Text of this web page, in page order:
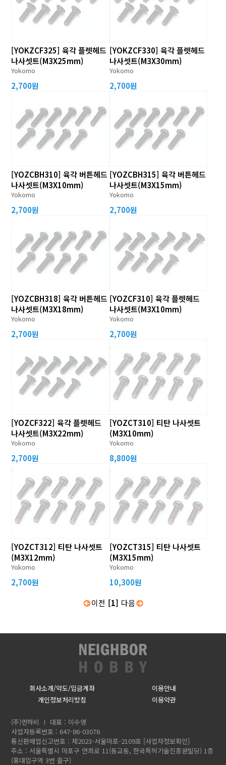
[YOKZCF325] 육각 플렛헤드
나사셋트(M3X25mm)
Yokomo
2,700원
[YOKZCF330] 육각 플렛헤드
나사셋트(M3X30mm)
Yokomo
2,700원
[YOZCBH310] 육각 버튼헤드
나사셋트(M3X10mm)
Yokomo
2,700원
[YOZCBH315] 육각 버튼헤드
나사셋트(M3X15mm)
Yokomo
2,700원
[YOZCBH318] 육각 버튼헤드
나사셋트(M3X18mm)
Yokomo
2,700원
[YOZCF310] 육각 플렛헤드
나사셋트(M3X10mm)
Yokomo
2,700원
[YOZCF322] 육각 플렛헤드
나사셋트(M3X22mm)
Yokomo
2,700원
[YOZCT310] 티탄 나사셋트
(M3X10mm)
Yokomo
8,800원
[YOZCT312] 티탄 나사셋트
(M3X12mm)
Yokomo
2,700원
[YOZCT315] 티탄 나사셋트
(M3X15mm)
Yokomo
10,300원
이전 [1] 다음
회사소개/약도/입금계좌
이용안내
개인정보처리방침
이용약관
(주)엔하비
대표 : 이수영
사업자등록번호 : 647-86-03076
통신판매업신고번호 : 제2023-서울마포-2109호 [사업자정보확인]
주소 : 서울특별시 마포구 연희로 11(동교동, 한국특허기술진흥원빌딩) 1층
(홍대입구역 3번 출구)